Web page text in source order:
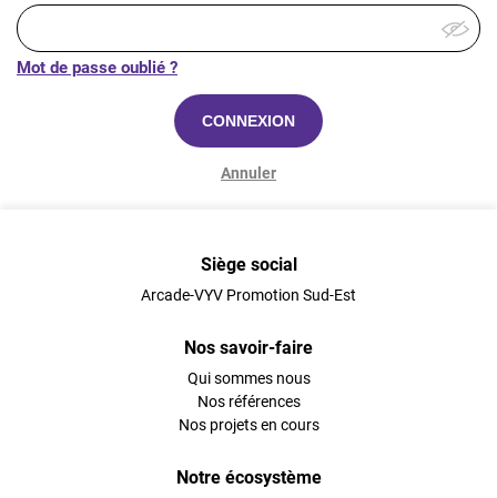
Mot de passe oublié ?
CONNEXION
Annuler
Siège social
Arcade-VYV Promotion Sud-Est
Nos savoir-faire
Qui sommes nous
Nos références
Nos projets en cours
Notre écosystème